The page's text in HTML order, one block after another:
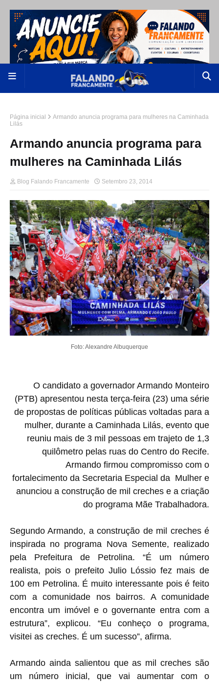
Página inicial
Armando anuncia programa para mulheres na Caminhada
Lilás
Armando anuncia programa para
mulheres na Caminhada Lilás
Blog Falando Francamente Setembro 23, 2014
Foto: Alexandre Albuquerque
O candidato a governador Armando Monteiro
(PTB) apresentou nesta terça-feira (23) uma série
de propostas de políticas públicas voltadas para a
mulher, durante a Caminhada Lilás, evento que
reuniu mais de 3 mil pessoas em trajeto de 1,3
quilômetro pelas ruas do Centro do Recife.
Armando firmou compromisso com o
fortalecimento da Secretaria Especial da Mulher e
anunciou a construção de mil creches e a criação
do programa Mãe Trabalhadora.
Segundo Armando, a construção de mil creches é
inspirada no programa Nova Semente, realizado
pela Prefeitura de Petrolina. “É um número
realista, pois o prefeito Julio Lóssio fez mais de
100 em Petrolina. É muito interessante pois é feito
com a comunidade nos bairros. A comunidade
encontra um imóvel e o governante entra com a
estrutura”, explicou. “Eu conheço o programa,
visitei as creches. É um sucesso”, afirma.
Armando ainda salientou que as mil creches são
um número inicial, que vai aumentar com o